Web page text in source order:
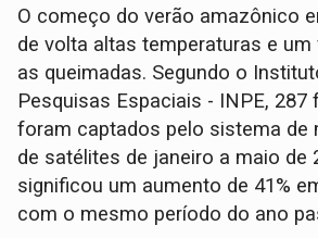
O começo do verão amazônico
de volta altas temperaturas e um
as queimadas. Segundo o
Pesquisas Espaciais - INPE,
foram captados pelo sistema de
de satélites de janeiro a maio de
significou um aumento de 41%
com o mesmo período do ano